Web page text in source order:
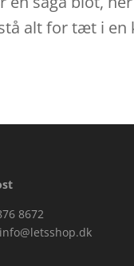
alt for tæt i en
8672
info@letsshop.dk